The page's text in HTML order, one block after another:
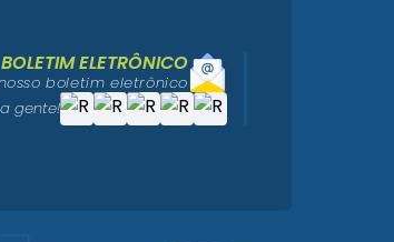
BOLETIM ELETRÔNICO
boletim eletrônico
gente!